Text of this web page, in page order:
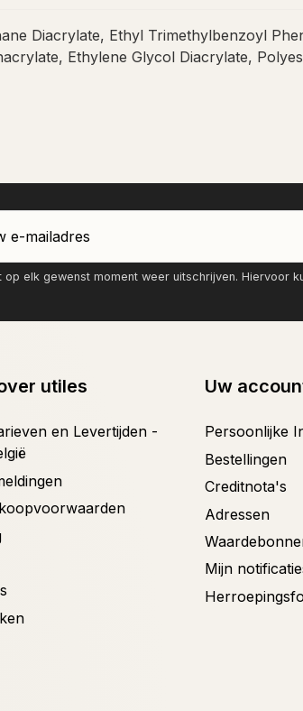
Diacrylate, Ethyl Trimethylbenzoyl
Ethylene Glycol Diacrylate,
op elk gewenst moment weer uitschrijven. Hiervoor
utiles
en Levertijden -
Uw
Persoonlijke
Bestellingen
Creditnota's
Adressen
Mijn